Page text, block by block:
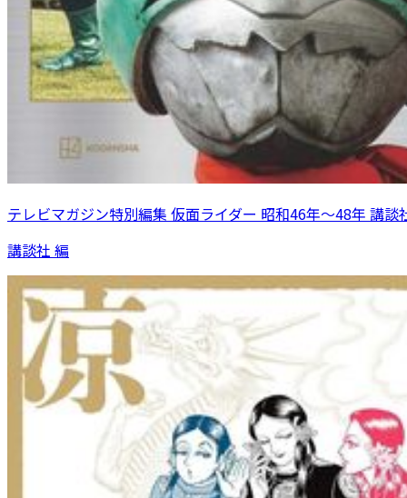
テレビマガジン特別編集 仮面ライダー 昭和46年～48年 講談
講談社 編